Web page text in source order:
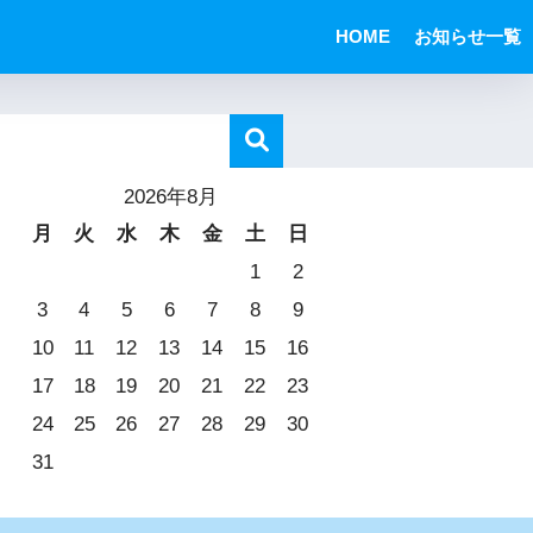
HOME お知らせ一覧
2026年8月
月
火 水 木 金 土
日
1
2
3
4 5 6 7 8
9
10
11 12 13 14 15
16
17
18 19 20 21 22
23
24
25 26 27 28 29
30
31